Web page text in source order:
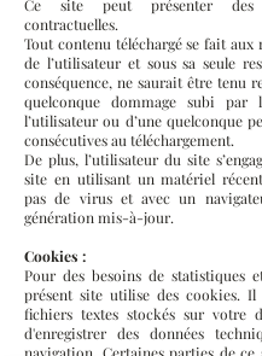
Ce site peut présenter
contractuelles.
Tout contenu téléchargé se fait aux
de l’utilisateur et sous sa seule
conséquence, ne saurait être tenu
quelconque dommage subi par
l’utilisateur ou d’une quelconque
consécutives au téléchargement.
De plus, l’utilisateur du site
site en utilisant un matériel
pas de virus et avec un
génération mis-à-jour.
Cookies :
Pour des besoins de statistiques
présent site utilise des cookies. Il
fichiers textes stockés sur votre
d'enregistrer des données